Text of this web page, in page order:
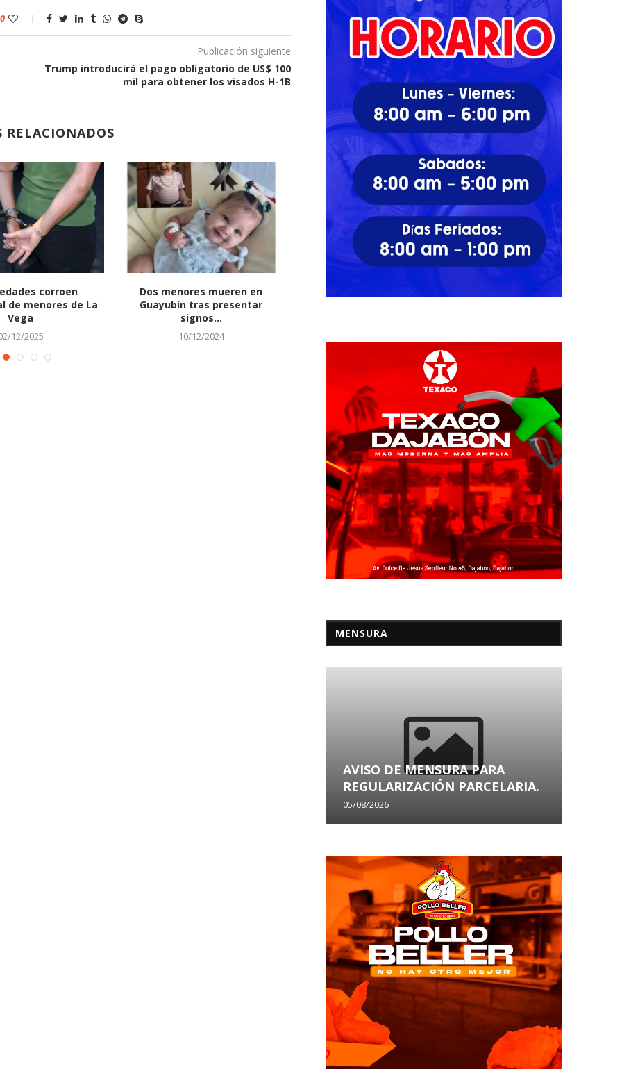
0
Publicación siguiente
Trump introducirá el pago obligatorio de US$ 100
mil para obtener los visados H-1B
RELACIONADOS
corroen
de menores de La
Vega
12/2025
Dos menores mueren en
Guayubín tras presentar
signos...
10/12/2024
MENSURA
AVISO DE MENSURA PARA
REGULARIZACIÓN PARCELARIA.
05/08/2026